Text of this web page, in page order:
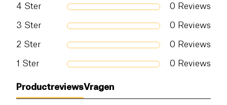
4 Ster 0 Reviews
3 Ster 0 Reviews
2 Ster 0 Reviews
1 Ster 0 Reviews
ProductreviewsVragen